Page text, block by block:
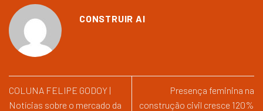
CONSTRUIR AI
COLUNA FELIPE GODOY |
Notícias sobre o mercado da
Presença feminina na
construção civil cresce 120%